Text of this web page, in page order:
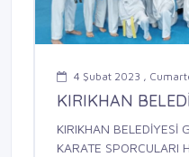
4 Şubat 2023 ,
KIRIKHAN
KIRIKHAN BELEDİYESİ
KARATE SPORCULARI